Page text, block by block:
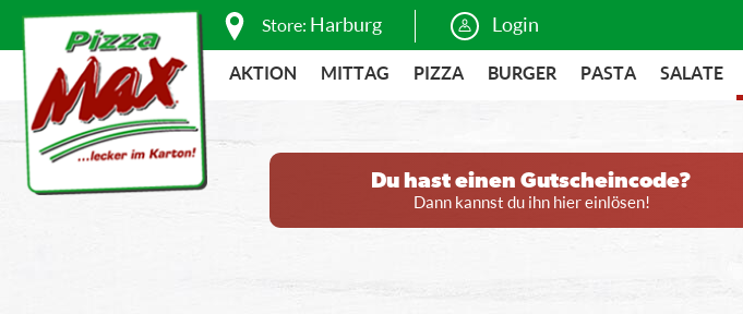
Store: Harburg Login
AKTION MITTAG PIZZA BURGER PASTA SALATE
Du hast einen Gutscheincode?
Dann kannst du ihn hier einlösen!